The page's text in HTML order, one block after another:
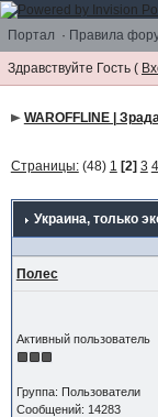
Портал · Правила
Здравствуйте Гость (
WAROFFLINE |
Страницы:(48) 1 [2] 3 4
Украина, только
Полес
Активный пользователь
Группа: Пользователи
Сообщений: 14283